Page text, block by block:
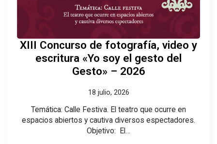
XIII Concurso de fotografía, video y
escritura «Yo soy el gesto del
Gesto» – 2026
18 julio, 2026
Temática: Calle Festiva. El teatro que ocurre en
espacios abiertos y cautiva diversos espectadores.
Objetivo: El…